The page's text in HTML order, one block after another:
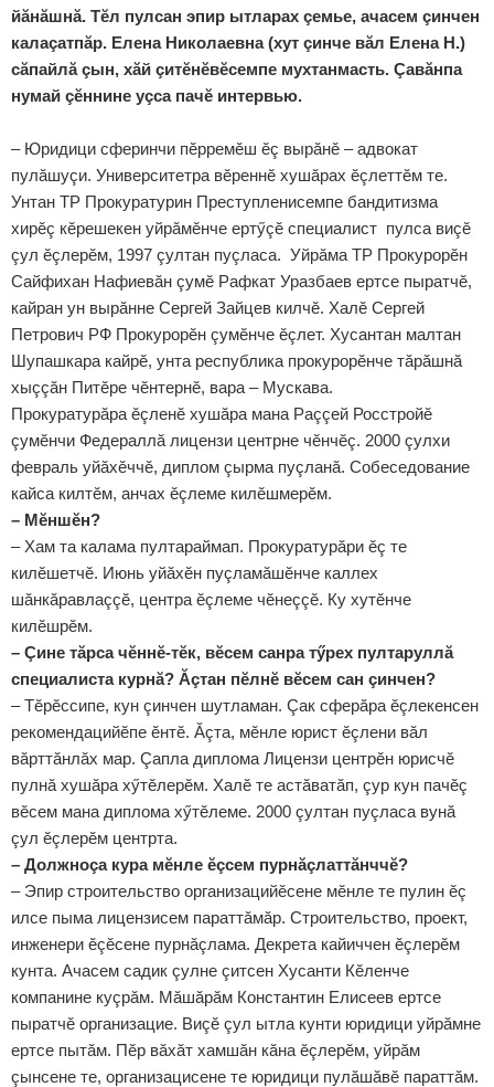
йăнăшнă. Тӗл пулсан эпир ытларах çемье, ачасем çинчен
калаçатпăр. Елена Николаевна (хут çинче вăл Елена Н.)
сăпайлă çын, хăй çитӗнӗвӗсемпе мухтанмасть. Çавăнпа
нумай çӗннине уçса пачӗ интервью.
– Юридици сферинчи пӗрремӗш ӗç вырăнӗ – адвокат
пулăшуçи. Университетра вӗреннӗ хушăрах ӗçлеттӗм те.
Унтан ТР Прокуратурин Преступленисемпе бандитизма
хирӗç кӗрешекен уйрăмӗнче ертӳçӗ специалист пулса виçӗ
çул ӗçлерӗм, 1997 çултан пуçласа. Уйрăма ТР Прокурорӗн
Сайфихан Нафиевăн çумӗ Рафкат Уразбаев ертсе пыратчӗ,
кайран ун вырăнне Сергей Зайцев килчӗ. Халӗ Сергей
Петрович РФ Прокурорӗн çумӗнче ӗçлет. Хусантан малтан
Шупашкара кайрӗ, унта республика прокурорӗнче тăрăшнă
хыççăн Питӗре чӗнтернӗ, вара – Мускава.
Прокуратурăра ӗçленӗ хушăра мана Раççей Росстройӗ
çумӗнчи Федераллă лицензи центрне чӗнчӗç. 2000 çулхи
февраль уйăхӗччӗ, диплом çырма пуçланă. Собеседование
кайса килтӗм, анчах ӗçлеме килӗшмерӗм.
– Мӗншӗн?
– Хам та калама пултараймап. Прокуратурăри ӗç те
килӗшетчӗ. Июнь уйăхӗн пуçламăшӗнче каллех
шăнкăравлаççӗ, центра ӗçлеме чӗнеççӗ. Ку хутӗнче
килӗшрӗм.
– Çине тăрса чӗннӗ-тӗк, вӗсем санра тӳрех пултаруллă
специалиста курнă? Ăçтан пӗлнӗ вӗсем сан çинчен?
– Тӗрӗссипе, кун çинчен шутламан. Çак сферăра ӗçлекенсен
рекомендацийӗпе ӗнтӗ. Ăçта, мӗнле юрист ӗçлени вăл
вăрттăнлăх мар. Çапла диплома Лицензи центрӗн юрисчӗ
пулнă хушăра хӳтӗлерӗм. Халӗ те астăватăп, çур кун пачӗç
вӗсем мана диплома хӳтӗлеме. 2000 çултан пуçласа вунă
çул ӗçлерӗм центрта.
– Должноçа кура мӗнле ӗçсем пурнăçлаттăнччӗ?
– Эпир строительство организацийӗсене мӗнле те пулин ӗç
илсе пыма лицензисем параттăмăр. Строительство, проект,
инженери ӗçӗсене пурнăçлама. Декрета кайиччен ӗçлерӗм
кунта. Ачасем садик çулне çитсен Хусанти Кӗленче
компанине куçрăм. Мăшăрăм Константин Елисеев ертсе
пыратчӗ организацие. Виçӗ çул ытла кунти юридици уйрăмне
ертсе пытăм. Пӗр вăхăт хамшăн кăна ӗçлерӗм, уйрăм
çынсене те, организацисене те юридици пулăшăвӗ параттăм.